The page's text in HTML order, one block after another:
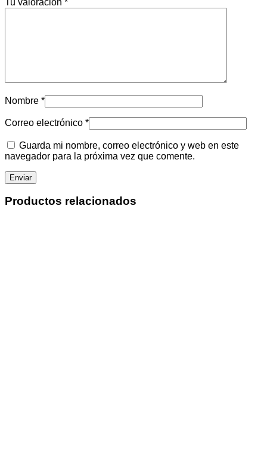
Nombre *
Correo electrónico *
Guarda mi nombre, correo electrónico y web en este
navegador para la próxima vez que comente.
Productos relacionados